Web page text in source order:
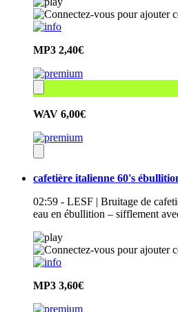
MP3 2,40€
WAV 6,00€
cafetière italienne 60's
02:59 - LESF | Bruitage de
eau en ébullition – sifflement
MP3 3,60€